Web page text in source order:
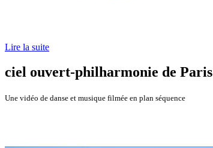
Lire la suite
ciel ouvert-philharmonie de Paris
Une vidéo de danse et musique filmée en plan séquence